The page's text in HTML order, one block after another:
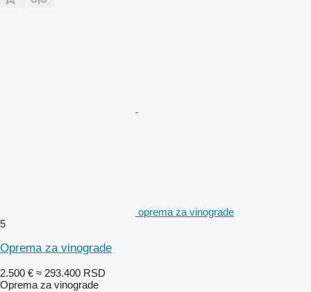
oprema za vinograde
5
Oprema za vinograde
2.500 € ≈ 293.400 RSD
Oprema za vinograde